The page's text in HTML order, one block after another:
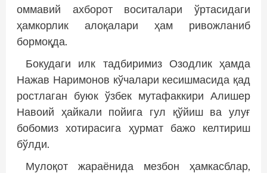
оммавий ахборот воситалари ўртасидаги
ҳамкорлик алоқалари ҳам ривожланиб
бормоқда.
Бокудаги илк тадбиримиз Озодлик ҳамда
Нажав Наримонов кўчалари кесишмасида қад
ростлаган буюк ўзбек мутафаккири Алишер
Навоий ҳайкали пойига гул қўйиш ва улуғ
бобомиз хотирасига ҳурмат бажо келтириш
бўлди.
Мулоқот жараёнида мезбон ҳамкасблар,